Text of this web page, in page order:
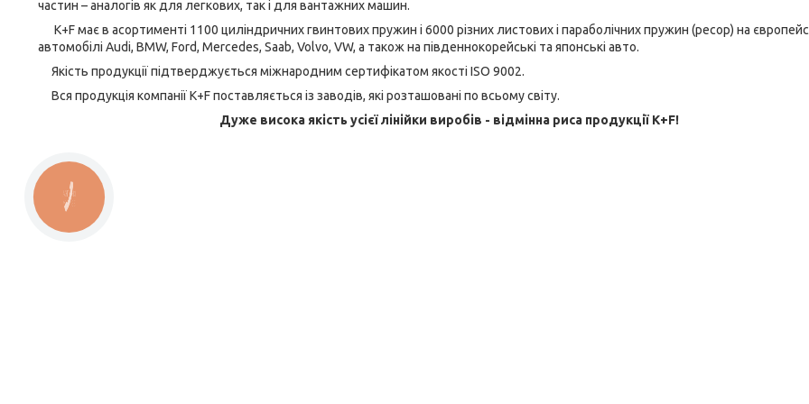
частин – аналогів як для легкових, так і для вантажних машин.
K+F має в асортименті 1100 циліндричних гвинтових пружин і 6000 різних листових і параболічних пружин (ресор) на
автомобілі Audi, BMW, Ford, Mercedes, Saab, Volvo, VW, а також на південнокорейські та японські авто.
Якість продукції підтверджується міжнародним сертифікатом якості ISO 9002.
Вся продукція компанії K+F поставляється із заводів, які розташовані по всьому світу.
Дуже висока якість усієї лінійки виробів - відмінна риса продукції K+F!
КНОПКА
ЗВ'ЯЗКУ